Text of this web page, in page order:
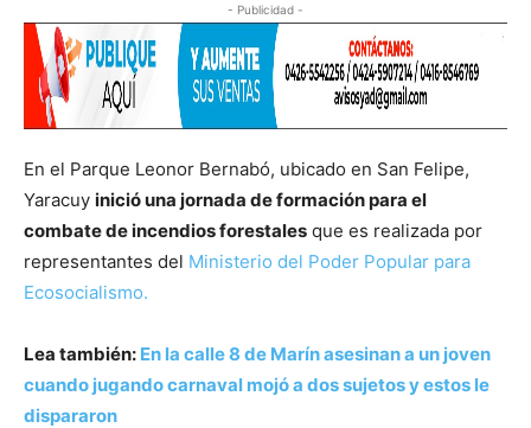
- Publicidad -
En el Parque Leonor Bernabó, ubicado en San Felipe,
Yaracuy inició una jornada de formación para el
combate de incendios forestales que es realizada por
representantes del Ministerio del Poder Popular para
Ecosocialismo.
Lea también: En la calle 8 de Marín asesinan a un joven
cuando jugando carnaval mojó a dos sujetos y estos le
dispararon